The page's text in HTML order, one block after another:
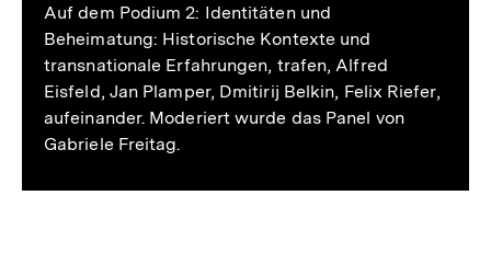
Auf dem Podium 2: Identitäten und
Beheimatung: Historische Kontexte und
transnationale Erfahrungen, trafen, Alfred
Eisfeld, Jan Plamper, Dmitirij Belkin, Felix Riefer,
aufeinander. Moderiert wurde das Panel von
Gabriele Freitag.